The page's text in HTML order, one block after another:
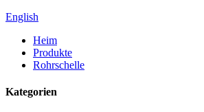
English
Heim
Produkte
Rohrschelle
Kategorien